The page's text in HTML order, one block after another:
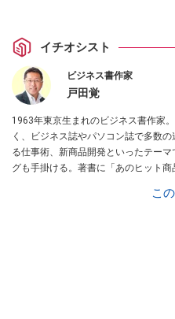
イチオシスト
ビジネス書作家
戸田覚
1963年東京生まれのビジネス書作家
く、ビジネス誌やパソコン誌で多数
る仕事術、新商品開発といったテー
グも手掛ける。著書に「あのヒット商
ンネルでも製品レビューやIT系の情
こ